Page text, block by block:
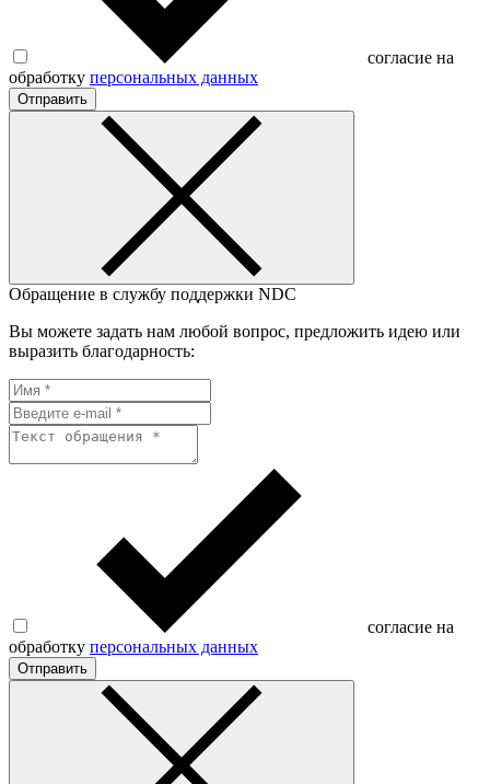
согласие на
обработку персональных данных
Отправить
Обращение в службу поддержки NDC
Вы можете задать нам любой вопрос, предложить идею или
выразить благодарность:
согласие на
обработку персональных данных
Отправить